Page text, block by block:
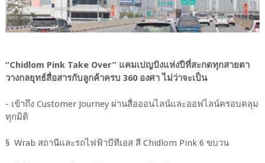
“Chidlom Pink Take Over” แคมเปญปังแห่งปีที่สะกดทุกสายตา
วางกลยุทธ์สื่อสารกับลูกค้าครบ 360 องศา ไม่ว่าจะเป็น
- เข้าถึง Customer Journey ผ่านสื่อออนไลน์และออฟไลน์ครอบคลุม
ทุกมิติ
§ Wrab สถานีและรถไฟฟ้าบีทีเอส สี Chidlom Pink 6 ขบวน